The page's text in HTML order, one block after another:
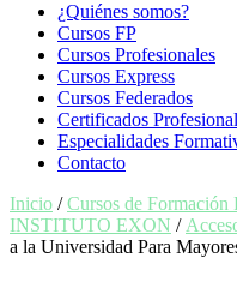
¿Quiénes somos?
Cursos FP
Cursos Profesionales
Cursos Express
Cursos Federados
Certificados
Especialidades
Contacto
Inicio /Cursos de Formación
INSTITUTO EXON /
a la Universidad Para